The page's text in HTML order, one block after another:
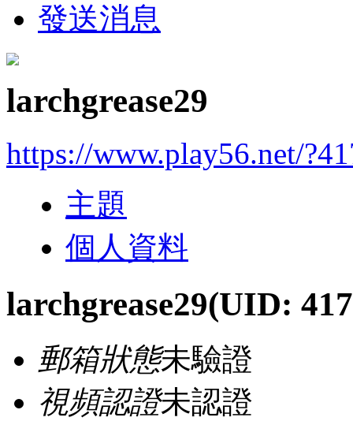
發送消息
larchgrease29
https://www.play56.net/
主題
個人資料
larchgrease29(UID:
郵箱狀態未驗證
視頻認證未認證